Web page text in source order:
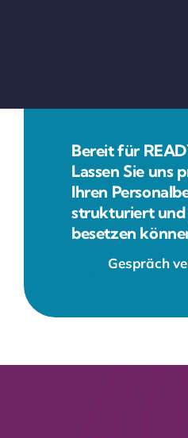
Bereit für
Lassen Sie uns
Ihren
strukturiert und
besetzen
Gespräch